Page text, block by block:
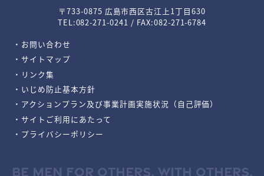
〒733-0875 広島市西区古江上1丁目630
TEL:082-271-0241 / FAX:082-271-6784
・お問い合わせ
・サイトマップ
・リンク集
・いじめ防止基本方針
・アクションプラン及び事業計画実施状況（自己評価）
・サイトご利用にあたって
・プライバシーポリシー
BE MEN FOR OTHERS, WITH OTHERS.